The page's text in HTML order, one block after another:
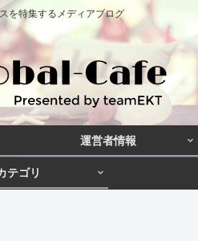
を特集するメディアブログ
運営者情報
テゴリ